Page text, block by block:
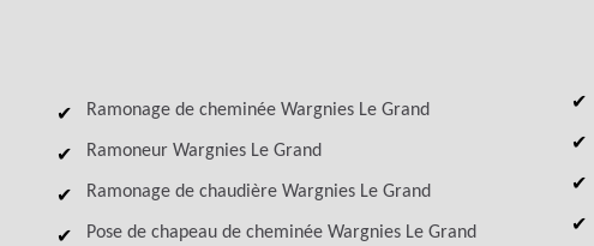
Ramonage de cheminée Wargnies Le Grand
Ramoneur Wargnies Le Grand
Ramonage de chaudière Wargnies Le Grand
Pose de chapeau de cheminée Wargnies Le Grand